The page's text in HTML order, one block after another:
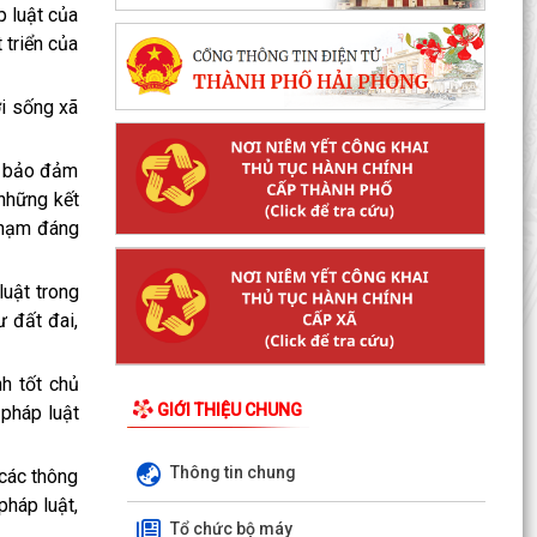
luật của
triển của
sống xã
đảm
kết
đáng
trong
đất đai,
tốt chủ
luật
thông
luật,
GIỚI THIỆU CHUNG
Thông tin chung
Tổ chức bộ máy